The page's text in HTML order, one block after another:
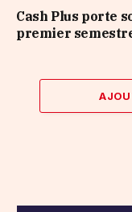
Cash Plus porte
premier